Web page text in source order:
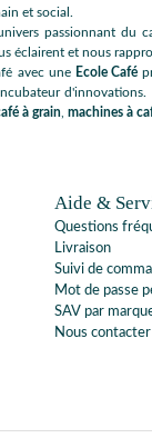
et social.
passionnant du
éclairent et nous
avec une Ecole Café
à grain machines à
Aide &
Questions
Livraison
Suivi de
Mot de passe
SAV par
Nous contacter